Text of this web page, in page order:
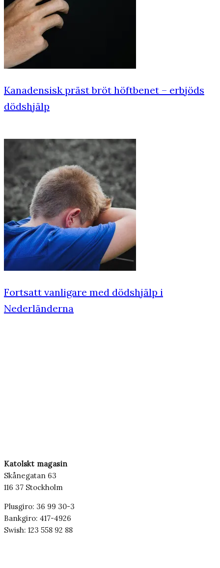
Kanadensisk präst bröt höftbenet – erbjöds
dödshjälp
Fortsatt vanligare med dödshjälp i
Nederländerna
Katolskt magasin
Skånegatan 63
116 37 Stockholm
Plusgiro: 36 99 30-3
Bankgiro: 417-4926
Swish: 123 558 92 88